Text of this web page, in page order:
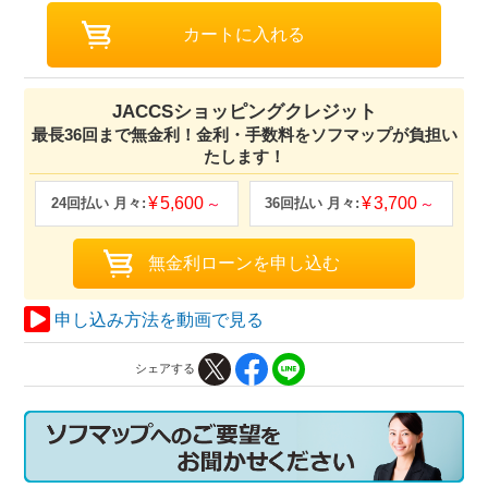
JACCSショッピングクレジット
最長36回まで無金利！金利・手数料をソフマップが負担い
たします！
5,600 3,700
申し込み方法を動画で見る
シェアする